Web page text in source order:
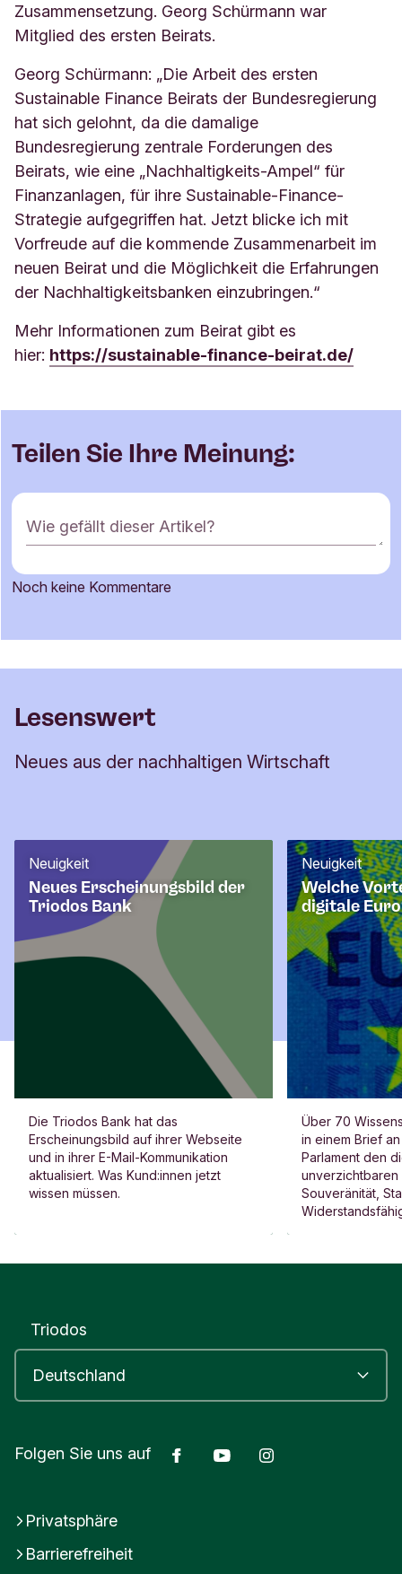
Zusammensetzung. Georg Schürmann war
Mitglied des ersten Beirats.
Georg Schürmann: „Die Arbeit des ersten
Sustainable Finance Beirats der Bundesregierung
hat sich gelohnt, da die damalige
Bundesregierung zentrale Forderungen des
Beirats, wie eine „Nachhaltigkeits-Ampel“ für
Finanzanlagen, für ihre Sustainable-Finance-
Strategie aufgegriffen hat. Jetzt blicke ich mit
Vorfreude auf die kommende Zusammenarbeit im
neuen Beirat und die Möglichkeit die Erfahrungen
der Nachhaltigkeitsbanken einzubringen.“
Mehr Informationen zum Beirat gibt es
hier: https://sustainable-finance-beirat.de/
Teilen Sie Ihre Meinung:
K
o
m
t
o
m
r
Wie gefällt dieser Artikel?
Noch keine Kommentare
Lesenswert
Neues aus der nachhaltigen Wirtschaft
Neues Erscheinungsbild der
Triodos Bank
Neuigkeit
Die Triodos Bank hat das
Erscheinungsbild auf ihrer Webseite
und in ihrer E-Mail-Kommunikation
aktualisiert. Was Kund:innen jetzt
wissen müssen.
Welche
digitale
Neuigkeit
Über 70
in einem Brief
Parlament den
unverzichtbaren
Souveränität,
Triodos
Folgen Sie uns auf FacebookYoutube
Privatsphäre
Barrierefreiheit